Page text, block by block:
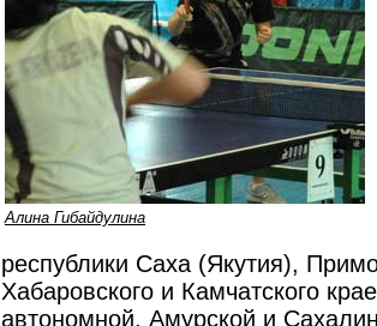
Алина Гибайдулина
республики Саха (Якутия),
Хабаровского и Камчатского
автономной, Амурской и